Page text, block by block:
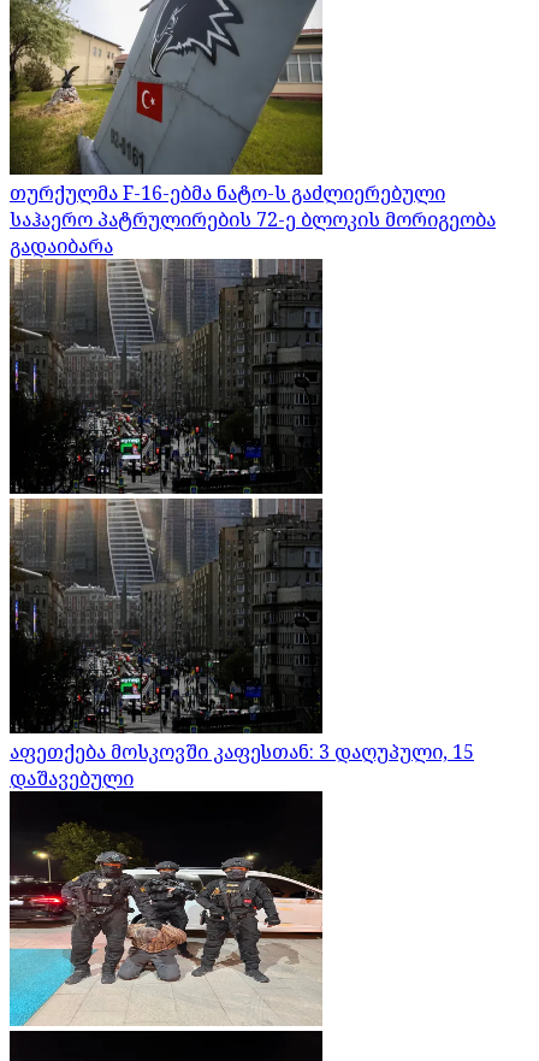
თურქულმა F-16-ებმა ნატო-ს გაძლიერებული
საჰაერო პატრულირების 72-ე ბლოკის მორიგეობა
გადაიბარა
აფეთქება მოსკოვში კაფესთან: 3 დაღუპული, 15
დაშავებული